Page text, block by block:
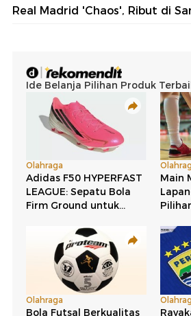
Real Madrid 'Chaos', Ribut di